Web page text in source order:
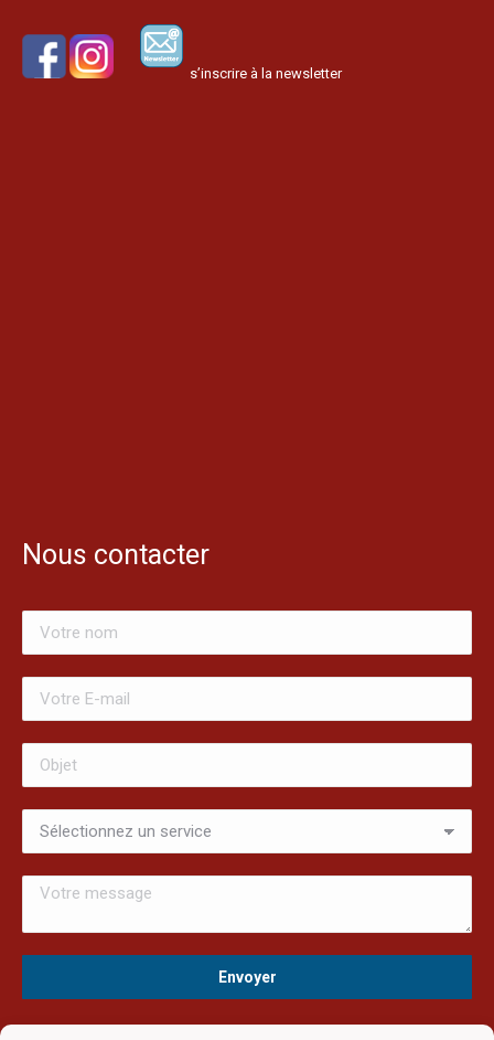
s’inscrire à la newsletter
Nous contacter